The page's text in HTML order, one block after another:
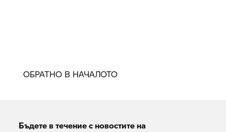
ОБРАТНО В НАЧАЛОТО
Бъдете в течение с новостите на